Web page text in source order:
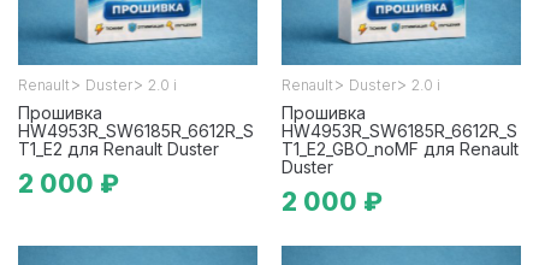
Renault > Duster> 2.0 i
Прошивка
HW4953R_SW6185R_6612R_S
T1_E2 для Renault Duster
2 000 ₽
Renault > Duster> 2.0 i
Прошивка
HW4953R_SW6185R_6612R_S
T1_E2_GBO_noMF для Renault
Duster
2 000 ₽